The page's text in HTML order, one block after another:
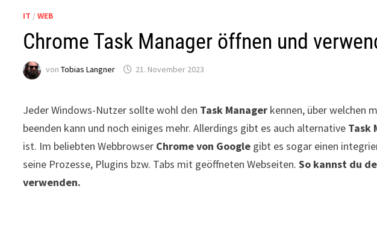
IT /WEB
Chrome Task Manager öffnen und
vonTobias Langner 21. November 2023
Jeder Windows-Nutzer sollte wohl den Task Manager kennen, über welchen
beenden kann und noch einiges mehr. Allerdings gibt es auch alternative Task
ist. Im beliebten Webbrowser Chrome von Google gibt es sogar einen
seine Prozesse, Plugins bzw. Tabs mit geöffneten Webseiten.So kannst du
verwenden.